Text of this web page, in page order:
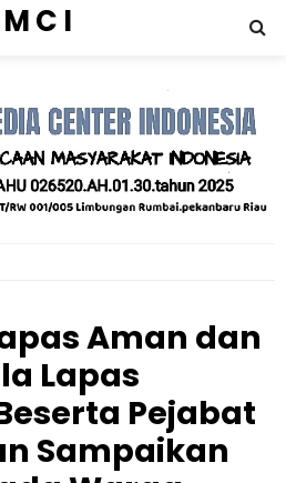
M C I
Aman dan
Lapas
Pejabat
Sampaikan